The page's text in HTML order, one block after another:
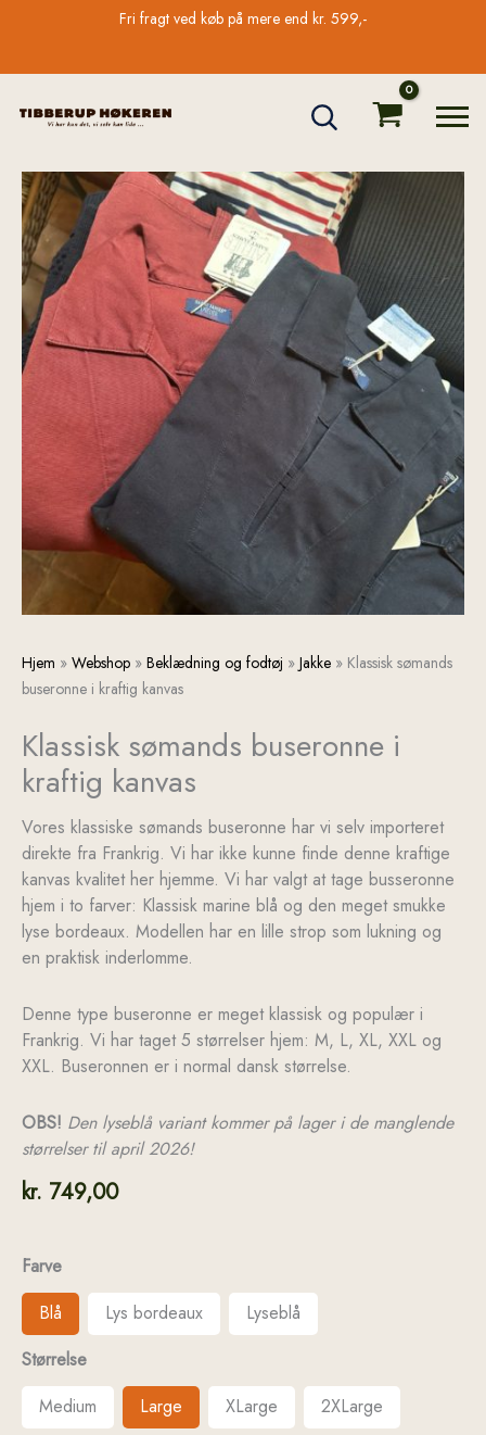
Fri fragt ved køb på mere end kr. 599,-
Hjem » Webshop » Beklædning og fodtøj » Jakke » Klassisk sømands
buseronne i kraftig kanvas
Klassisk sømands buseronne i
kraftig kanvas
Vores klassiske sømands buseronne har vi selv importeret
direkte fra Frankrig. Vi har ikke kunne finde denne kraftige
kanvas kvalitet her hjemme. Vi har valgt at tage busseronne
hjem i to farver: Klassisk marine blå og den meget smukke
lyse bordeaux. Modellen har en lille strop som lukning og
en praktisk inderlomme.
Denne type buseronne er meget klassisk og populær i
Frankrig. Vi har taget 5 størrelser hjem: M, L, XL, XXL og
XXL. Buseronnen er i normal dansk størrelse.
OBS! Den lyseblå variant kommer på lager i de manglende
størrelser til april 2026!
kr. 749,00
Farve
Blå
Lys bordeaux
Lyseblå
Størrelse
Medium
Large XLarge 2XLarge
Klassisk
sømands
kraftig
kanvas
antal